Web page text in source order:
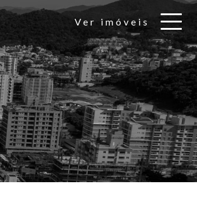
Ver imóveis